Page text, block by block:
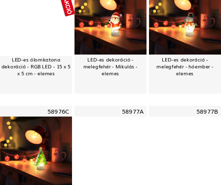
LED-es ólomkatona
dekoráció - RGB LED - 15 x 5
x 5 cm - elemes
LED-es dekoráció -
melegfehér - Mikulás -
elemes
LED-es dekoráció -
melegfehér - hóember -
elemes
58976C 58977A 58977B